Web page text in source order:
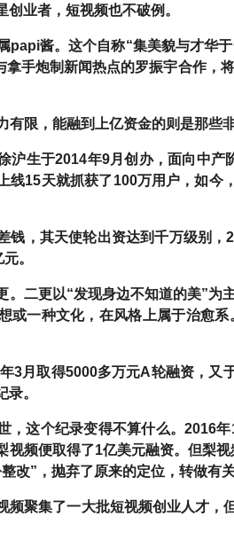
业者，短视频也不破例。
papi酱。这个自称“集美貌与才华
手炮制新闻热点的罗振宇合作，
有限， 能融到上亿资金的则是那些
沪生于2014年9月创办，面向中产
线15天就抓获了100万用户，如今
钱，其天使轮出资达到千万级别
。
。二更以“发现身边不知道的美”为
或一种文化，在风格上属于治愈
3月取得5000多万元A轮融资，又
。
，这个纪录变得不算什么。2016
视频便取得了1亿美元融资。但梨
改”，抛弃了原来的定位，转做有
频聚集了一大批短视频创业人才，